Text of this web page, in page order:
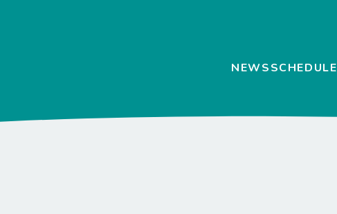
NEWSSCHEDULE